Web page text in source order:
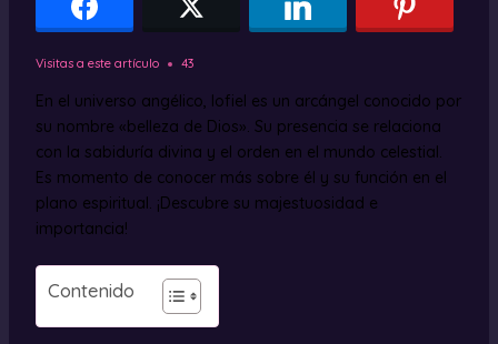
Visitas a este artículo 43
En el universo angélico, Iofiel es un arcángel conocido por
su nombre «belleza de Dios». Su presencia se relaciona
con la sabiduría divina y el orden en el mundo celestial.
Es momento de conocer más sobre él y su función en el
plano espiritual. ¡Descubre su majestuosidad e
importancia!
Contenido